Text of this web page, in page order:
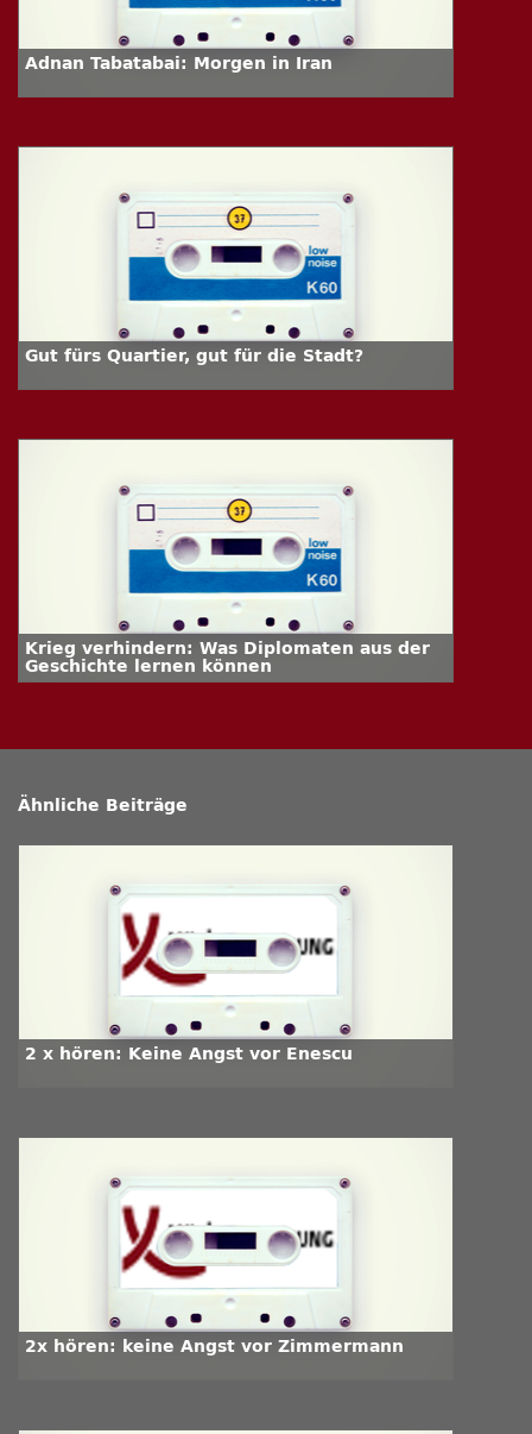
Adnan Tabatabai: Morgen in Iran
Gut fürs Quartier, gut für die Stadt?
Krieg verhindern: Was Diplomaten aus der
Geschichte lernen können
Ähnliche Beiträge
2 x hören: Keine Angst vor Enescu
2x hören: keine Angst vor Zimmermann